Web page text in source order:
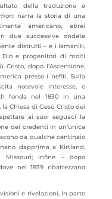
della traduzione è
: narra la storia di una
americano, ebrei
due successive ondate
distrutti – e i lamaniti,
e progenitori di molti
Cristo, dopo l’Ascensione,
presso i nefiti. Sulla
notevole interesse, e
fonda nel 1830 in una
Chiesa di Gesù Cristo dei
ai suoi seguaci la
dei credenti in un’unica
da qualche centinaio
dapprima a Kirtland,
Missouri; infine – dopo
nel 1839 ribattezzano
e rivelazioni, in parte